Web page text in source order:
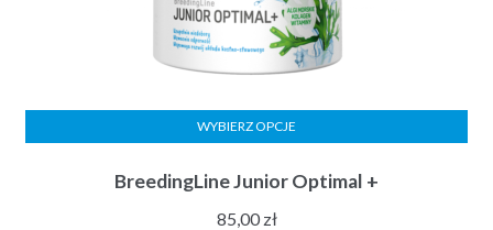
BreedingLine Junior Optimal +
85,00 zł
WYBIERZ OPCJE